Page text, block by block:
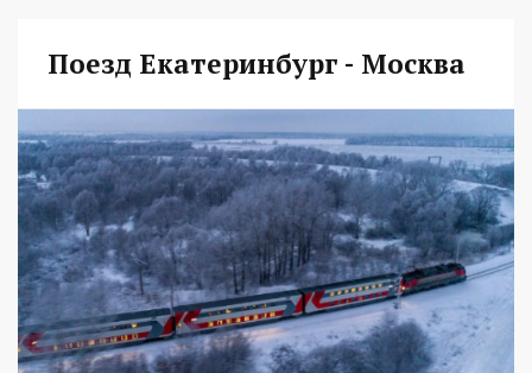
Поезд Екатеринбург - Москва